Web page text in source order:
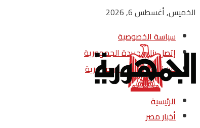
الخميس, أغسطس 6, 2026
سياسة الخصوصية
إتصل بنا – جريدة الجمهورية
من نحن – جريدة الجمهورية
الرئيسية
أخبار مصر